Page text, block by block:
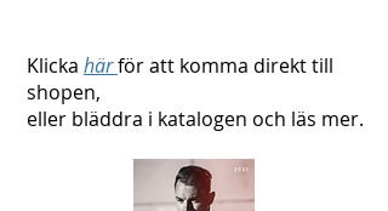
Klicka härför att komma direkt till
shopen,
eller bläddra i katalogen och läs mer.